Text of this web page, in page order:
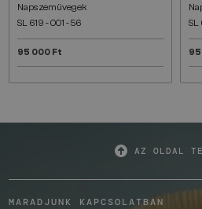
Napszemüvegek
SL 619 - 001 - 56
95 000 Ft
SL
AZ OLDAL
MARADJUNK KAPCSOLATBAN